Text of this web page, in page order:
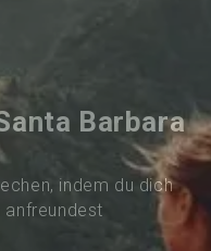
Barbara
indem du dich